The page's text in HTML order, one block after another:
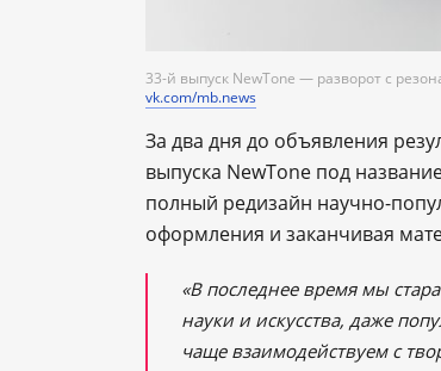
33-й выпуск NewTone — разворот с
vk.com/mb.news
За два дня до объявления
выпуска NewTone под
полный редизайн научно-
оформления и заканчивая
«В последнее время мы
науки и искусства, даже
чаще взаимодействуем с